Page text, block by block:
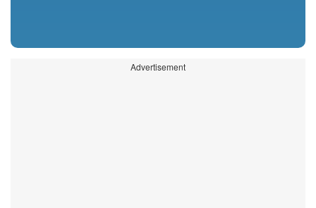
Advertisement